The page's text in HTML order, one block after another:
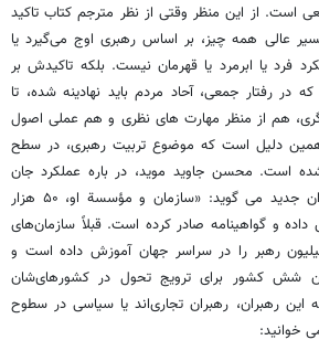
است. از این منظر وقتی از نظر مترجم کتاب تاکید
عالی همه چیز، بر اساس رهبری اوج می‌گیرد یا
فرد یا ابرمرد یا قهرمان نیست. بلکه تاکیدش بر
در رفتار جمعی، آحاد مردم باید نهادینه شده، تا
هم از منظر مهارت های نظری و هم عملی اصول
همین دلیل است که موضوع تربیت رهبری، در سطح
است. محسن جاوید موید، در باره عملکرد جان
سی. مکسول و تربیت رهبران جدید می گوید: «سازمان و مؤسسة او، ۵۰ هزار
آموزش داده و گواهینامه صادر کرده است. قبلاً سازمان‌های
او، بیش از ۵ میلیون رهبر را در سراسر جهان آموزش داده است و
شش کشور برای ترویج تحول در کشورهای‌شان
این رهبران، رهبران تجاری‌اند یا سیاسی در سطوح
خوانید: